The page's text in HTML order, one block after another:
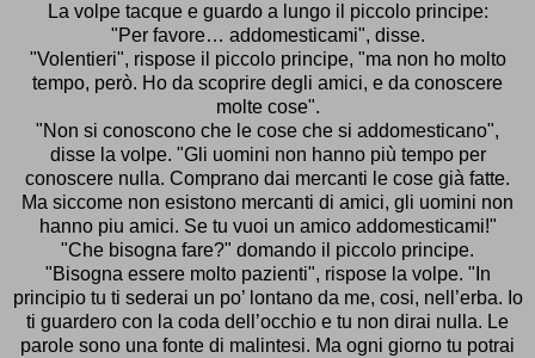
La volpe tacque e guardo a lungo il piccolo principe:
"Per favore… addomesticami", disse.
"Volentieri", rispose il piccolo principe, "ma non ho molto
tempo, però. Ho da scoprire degli amici, e da conoscere
molte cose".
"Non si conoscono che le cose che si addomesticano",
disse la volpe. "Gli uomini non hanno più tempo per
conoscere nulla. Comprano dai mercanti le cose già fatte.
Ma siccome non esistono mercanti di amici, gli uomini non
hanno piu amici. Se tu vuoi un amico addomesticami!"
"Che bisogna fare?" domando il piccolo principe.
"Bisogna essere molto pazienti", rispose la volpe. "In
principio tu ti sederai un po’ lontano da me, cosi, nell’erba. Io
ti guardero con la coda dell’occhio e tu non dirai nulla. Le
parole sono una fonte di malintesi. Ma ogni giorno tu potrai